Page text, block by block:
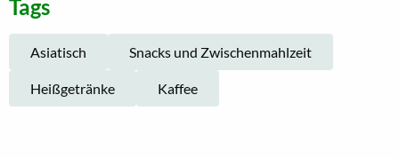
Tags
Asiatisch Snacks und Zwischenmahlzeit
Heißgetränke Kaffee